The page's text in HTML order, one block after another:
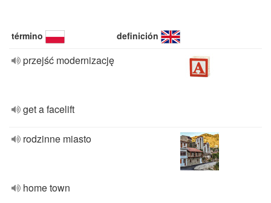
término definición
przejść modernizację
get a facelift
rodzinne miasto
home town